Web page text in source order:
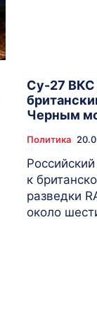
Су-27 ВКС
Черным
Политика
к
разведки
около